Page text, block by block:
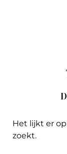
Het lijkt er
zoekt.